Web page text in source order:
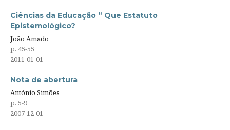
Ciências da Educação “ Que Estatuto
Epistemológico?
João Amado
p. 45-55
2011-01-01
Nota de abertura
António Simões
p. 5-9
2007-12-01